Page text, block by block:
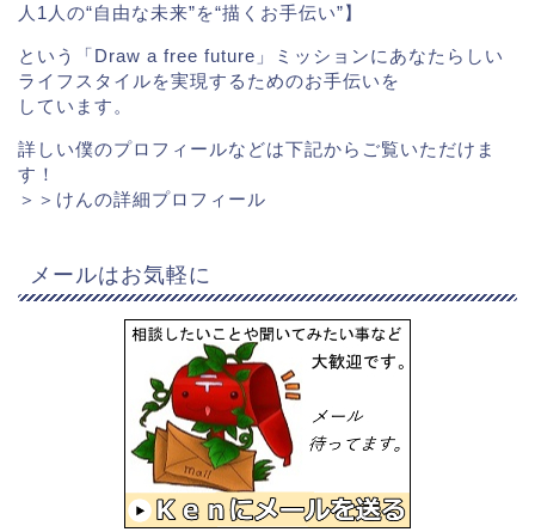
人1人の“自由な未来”を“描くお手伝い”】
という「Draw a free future」ミッションにあなたらしい
ライフスタイルを実現するためのお手伝いを
しています。
詳しい僕のプロフィールなどは下記からご覧いただけま
す！
＞＞ けんの詳細プロフィール
メールはお気軽に